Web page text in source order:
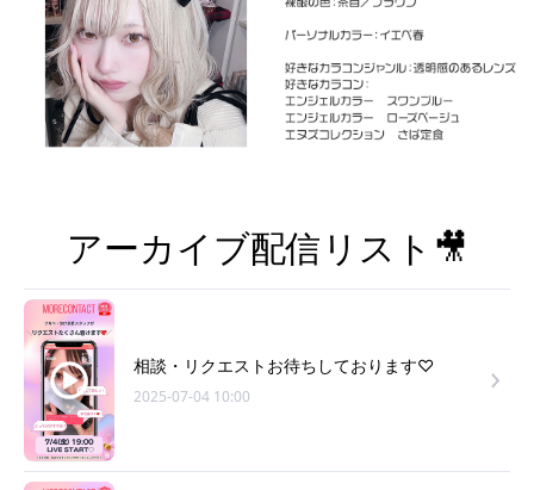
アーカイブ配信リスト🎥
相談・リクエストお待ちしております♡
2025-07-04 10:00